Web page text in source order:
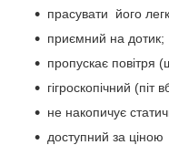
прасувати його
приємний на дотик;
пропускає повітря
гігроскопічний (піт
не накопичує
доступний за ціною